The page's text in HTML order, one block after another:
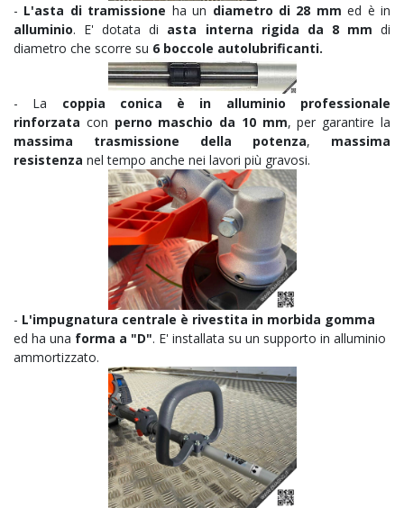
- L'asta di tramissione ha un diametro di 28 mm ed è in
alluminio. E' dotata di asta interna rigida da 8 mm di
diametro che scorre su 6 boccole autolubrificanti.
- La coppia conica è in alluminio professionale
rinforzata con perno maschio da 10 mm, per garantire la
massima trasmissione della potenza, massima
resistenza nel tempo anche nei lavori più gravosi.
- L'impugnatura centrale è rivestita in morbida gomma
ed ha una forma a "D". E' installata su un supporto in alluminio
ammortizzato.